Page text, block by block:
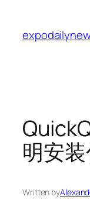
content
明安
Written by